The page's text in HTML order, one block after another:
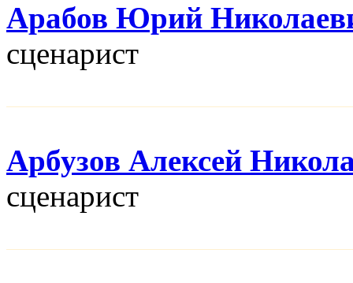
Арабов Юрий
сценарист
Арбузов Алексей
сценарист